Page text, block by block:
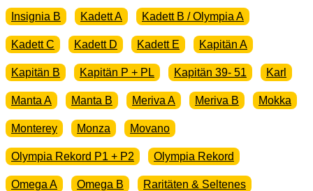
Insignia B Kadett A Kadett B / Olympia A
Kadett C Kadett D Kadett E Kapitän A
Kapitän B Kapitän P + PL Kapitän 39- 51 Karl
Manta A Manta B Meriva A Meriva B Mokka
Monterey Monza Movano
Olympia Rekord P1 + P2 Olympia Rekord
Omega A Omega B Raritäten & Seltenes